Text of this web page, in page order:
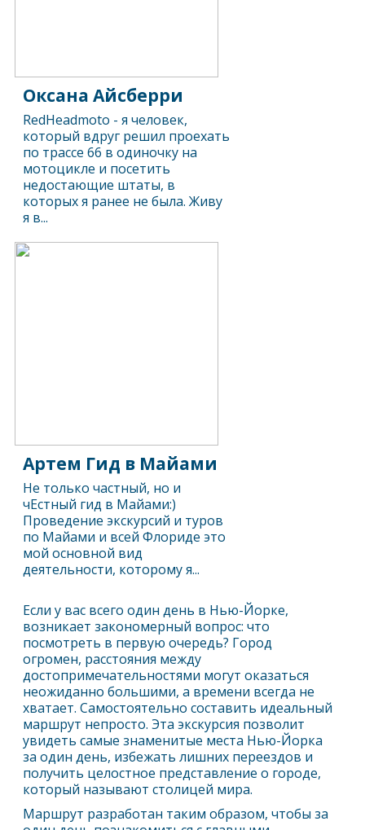
Если у вас всего один день в Нью-Йорке,
возникает закономерный вопрос: что
посмотреть в первую очередь? Город
огромен, расстояния между
достопримечательностями могут оказаться
неожиданно большими, а времени всегда не
хватает. Самостоятельно составить идеальный
маршрут непросто. Эта экскурсия позволит
увидеть самые знаменитые места Нью-Йорка
за один день, избежать лишних переездов и
получить целостное представление о городе,
который называют столицей мира.
Маршрут разработан таким образом, чтобы за
Оксана Айсберри
RedHeadmoto - я человек,
который вдруг решил проехать
по трассе 66 в одиночку на
мотоцикле и посетить
недостающие штаты, в
которых я ранее не была. Живу
я в...
Артем Гид в Майами
Не только частный, но и
чЕстный гид в Майами:)
Проведение экскурсий и туров
по Майами и всей Флориде это
мой основной вид
деятельности, которому я...